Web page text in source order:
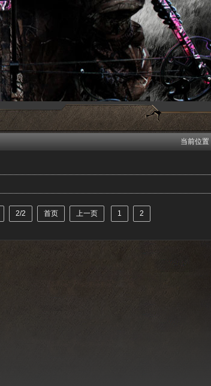
当前位置
2/2 首页 上一页 1 2